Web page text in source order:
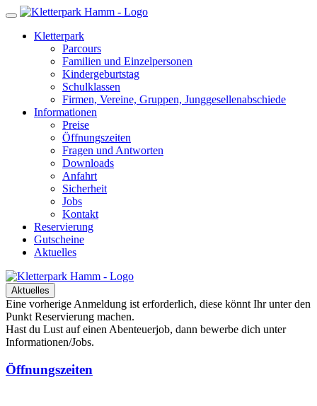
Kletterpark
Parcours
Familien und Einzelpersonen
Kindergeburtstag
Schulklassen
Firmen, Vereine, Gruppen, Junggesellenabschiede
Informationen
Preise
Öffnungszeiten
Fragen und Antworten
Downloads
Anfahrt
Sicherheit
Jobs
Kontakt
Reservierung
Gutscheine
Aktuelles
Aktuelles
Eine vorherige Anmeldung ist erforderlich, diese könnt Ihr unter den
Punkt Reservierung machen.
Hast du Lust auf einen Abenteuerjob, dann bewerbe dich unter
Informationen/Jobs.
Öffnungszeiten